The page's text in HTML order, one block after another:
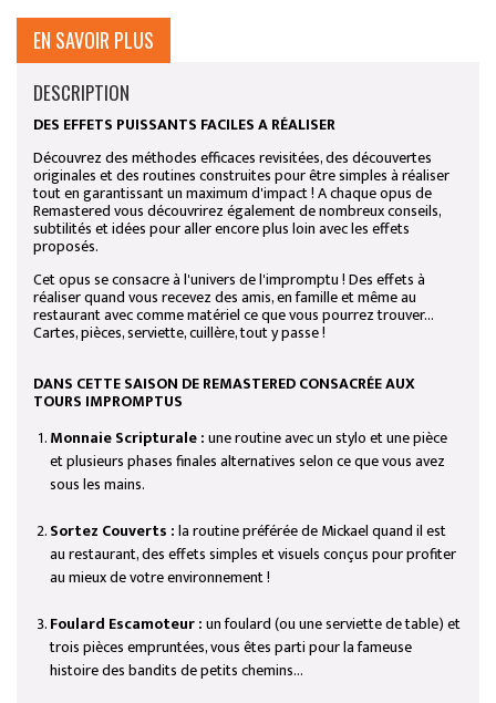
EN SAVOIR PLUS
DESCRIPTION
DES EFFETS PUISSANTS FACILES A RÉALISER
Découvrez des méthodes efficaces revisitées, des découvertes
originales et des routines construites pour être simples à réaliser
tout en garantissant un maximum d'impact ! A chaque opus de
Remastered vous découvrirez également de nombreux conseils,
subtilités et idées pour aller encore plus loin avec les effets
proposés.
Cet opus se consacre à l'univers de l'impromptu ! Des effets à
réaliser quand vous recevez des amis, en famille et même au
restaurant avec comme matériel ce que vous pourrez trouver...
Cartes, pièces, serviette, cuillère, tout y passe !
DANS CETTE SAISON DE REMASTERED CONSACRÉE AUX
TOURS IMPROMPTUS
Monnaie Scripturale :une routine avec un stylo et une pièce
et plusieurs phases finales alternatives selon ce que vous avez
sous les mains.
Sortez Couverts :la routine préférée de Mickael quand il est
au restaurant, des effets simples et visuels conçus pour profiter
au mieux de votre environnement !
Foulard Escamoteur :un foulard (ou une serviette de table) et
trois pièces empruntées, vous êtes parti pour la fameuse
histoire des bandits de petits chemins...